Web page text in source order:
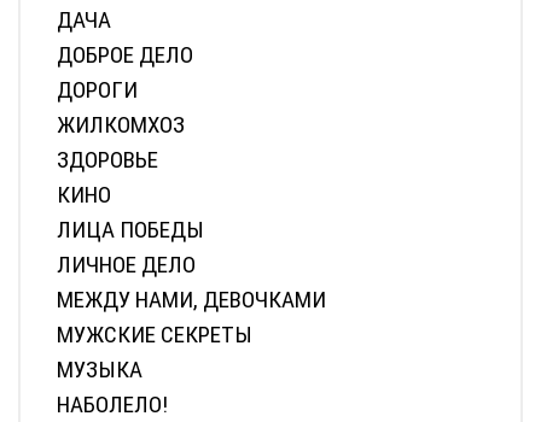
ДАЧА
ДОБРОЕ ДЕЛО
ДОРОГИ
ЖИЛКОМХОЗ
ЗДОРОВЬЕ
КИНО
ЛИЦА ПОБЕДЫ
ЛИЧНОЕ ДЕЛО
МЕЖДУ НАМИ, ДЕВОЧКАМИ
МУЖСКИЕ СЕКРЕТЫ
МУЗЫКА
НАБОЛЕЛО!